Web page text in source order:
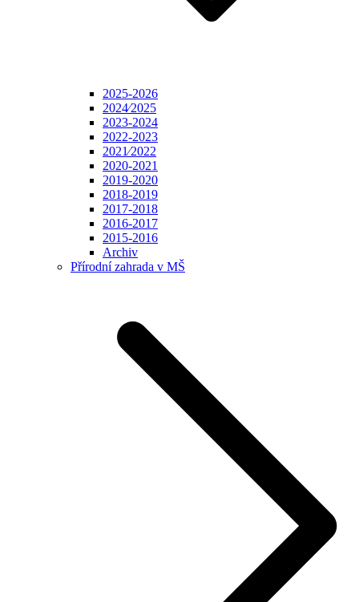
2025-2026
2024⁄2025
2023-2024
2022-2023
2021⁄2022
2020-2021
2019-2020
2018-2019
2017-2018
2016-2017
2015-2016
Archiv
Přírodní zahrada v MŠ